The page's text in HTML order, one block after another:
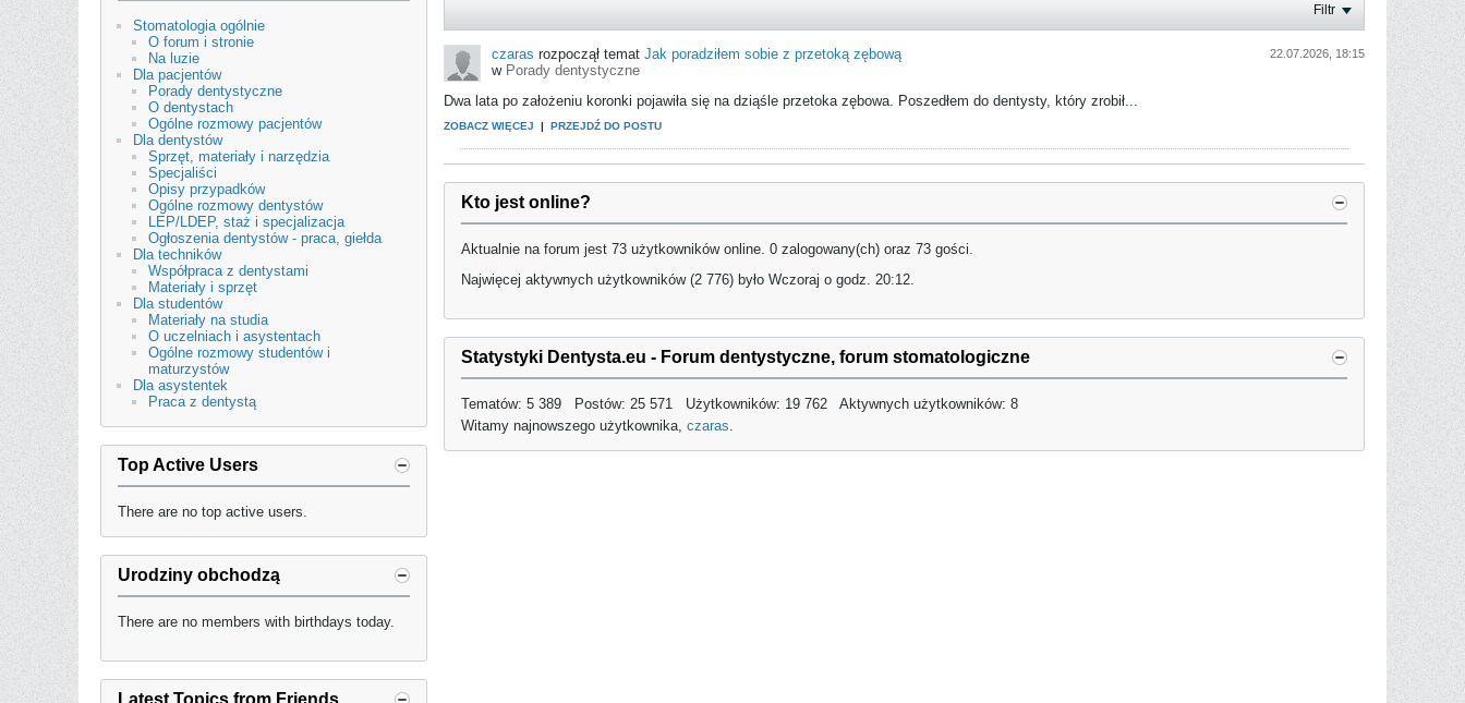
Filtr
czaras rozpoczął temat Jak poradziłem sobie z przetoką zębową
w Porady dentystyczne
22.07.2026, 18:15
Dwa lata po założeniu koronki pojawiła się na dziąśle przetoka zębowa. Poszedłem do dentysty, który zrobił...
ZOBACZ WIĘCEJ | PRZEJDŹ DO POSTU
Kto jest online?
Aktualnie na forum jest 73 użytkowników online. 0 zalogowany(ch) oraz 73 gości.
Najwięcej aktywnych użytkowników (2 776) było Wczoraj o godz. 20:12.
Statystyki Dentysta.eu - Forum dentystyczne, forum stomatologiczne
Tematów: 5 389 Postów: 25 571 Użytkowników: 19 762 Aktywnych użytkowników: 8
Witamy najnowszego użytkownika, czaras.
Stomatologia ogólnie
O forum i stronie
Na luzie
Dla pacjentów
Porady dentystyczne
O dentystach
Ogólne rozmowy pacjentów
Dla dentystów
Sprzęt, materiały i narzędzia
Specjaliści
Opisy przypadków
Ogólne rozmowy dentystów
LEP/LDEP, staż i specjalizacja
Ogłoszenia dentystów - praca, giełda
Dla techników
Współpraca z dentystami
Materiały i sprzęt
Dla studentów
Materiały na studia
O uczelniach i asystentach
Ogólne rozmowy studentów i
maturzystów
Dla asystentek
Praca z dentystą
Top Active Users
There are no top active users.
Urodziny obchodzą
There are no members with birthdays today.
Latest Topics from Friends